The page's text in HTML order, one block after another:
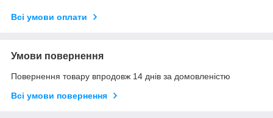
Всі умови оплати
Умови повернення
Повернення товару впродовж 14 днів за домовленістю
Всі умови повернення